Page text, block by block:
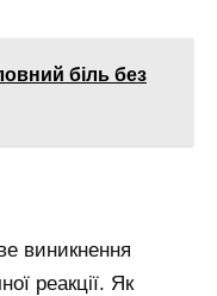
біль без
виникнення
реакції. Як